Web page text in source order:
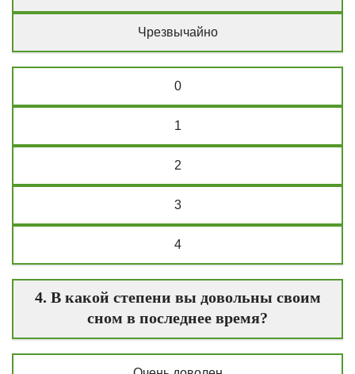
Чрезвычайно
0
1
2
3
4
4. В какой степени вы довольны своим
сном в последнее время?